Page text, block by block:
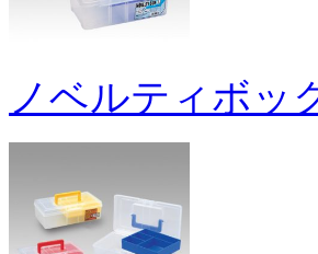
ノベルティボッ